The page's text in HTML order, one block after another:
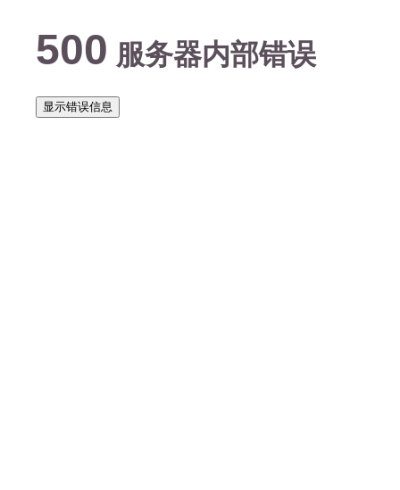
500 服务器内部错误